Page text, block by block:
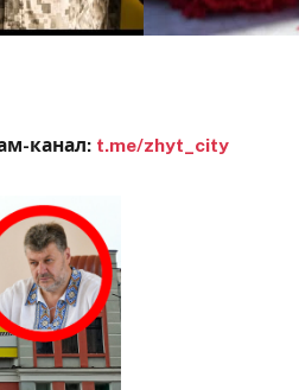
канал: t.me/zhyt_city